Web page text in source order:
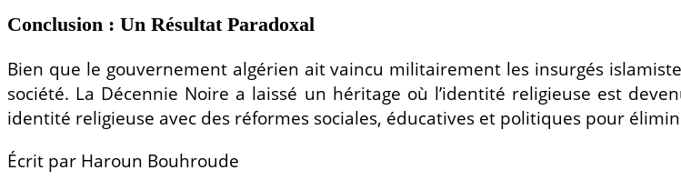
Conclusion : Un Résultat Paradoxal
Bien que le gouvernement algérien ait vaincu militairement les insurgés
société. La Décennie Noire a laissé un héritage où l’identité religieuse est
identité religieuse avec des réformes sociales, éducatives et politiques pour
Écrit par Haroun Bouhroude